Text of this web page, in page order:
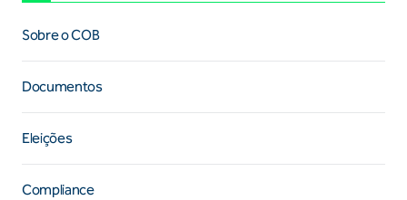
Sobre o COB
Documentos
Eleições
Compliance